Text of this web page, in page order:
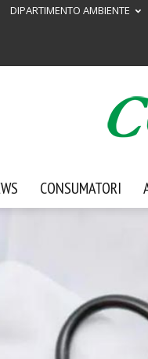
DIPARTIMENTO AMBIENTE
CONSUMATORI